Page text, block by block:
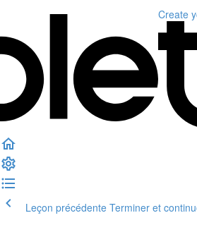
Create
Leçon précédente Terminer et